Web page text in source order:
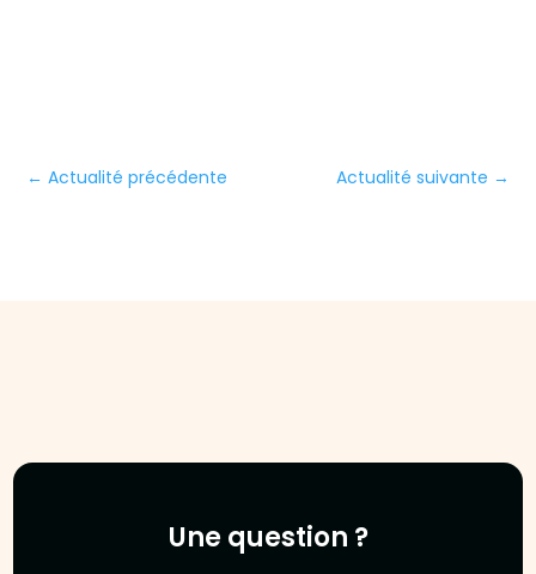
←Actualité précédente Actualité suivante →
Une question ?